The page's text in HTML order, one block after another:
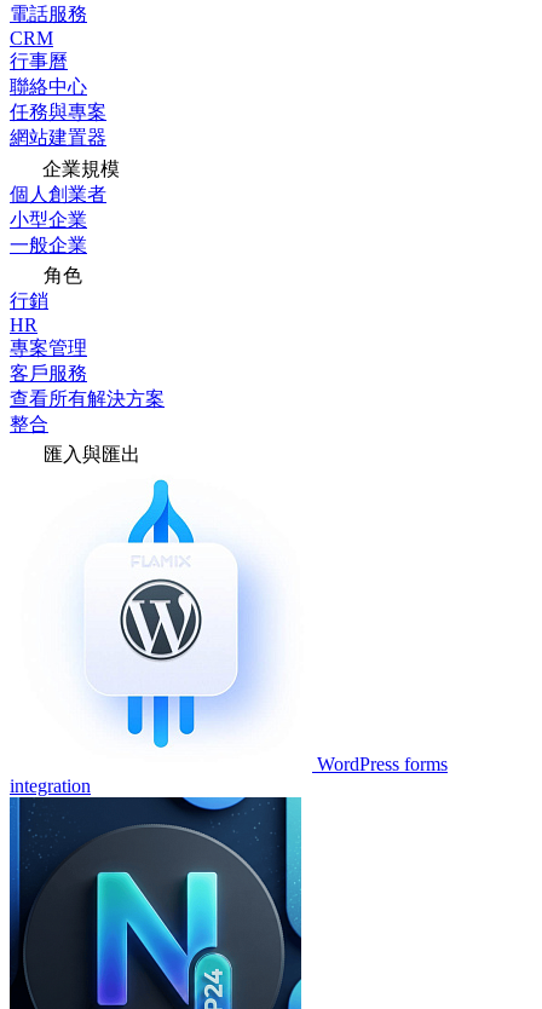
電話服務
CRM
行事曆
聯絡中心
任務與專案
網站建置器
企業規模
個人創業者
小型企業
一般企業
角色
行銷
HR
專案管理
客戶服務
查看所有解決方案
整合
匯入與匯出
WordPress forms
integration